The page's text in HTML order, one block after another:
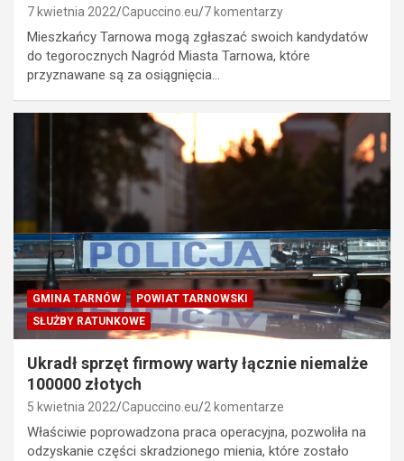
7 kwietnia 2022 Capuccino.eu 7 komentarzy
Mieszkańcy Tarnowa mogą zgłaszać swoich kandydatów
do tegorocznych Nagród Miasta Tarnowa, które
przyznawane są za osiągnięcia…
GMINA TARNÓW
POWIAT TARNOWSKI
SŁUŻBY RATUNKOWE
Ukradł sprzęt firmowy warty łącznie niemalże
100000 złotych
5 kwietnia 2022 Capuccino.eu 2 komentarze
Właściwie poprowadzona praca operacyjna, pozwoliła na
odzyskanie części skradzionego mienia, które zostało